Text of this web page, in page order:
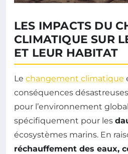
LES IMPACTS DU
CLIMATIQUE SUR
ET LEUR HABITAT
Le changement climatique
conséquences
pour l’environnement
spécifiquement pour les
écosystèmes marins. En
réchauffement des eaux,